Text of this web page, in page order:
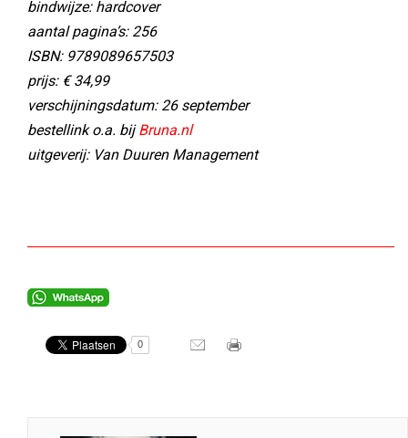
bindwijze: hardcover
aantal pagina’s: 256
ISBN: 9789089657503
prijs: € 34,99
verschijningsdatum: 26 september
bestellink o.a. bijBruna.nl
uitgeverij: Van Duuren Management
0